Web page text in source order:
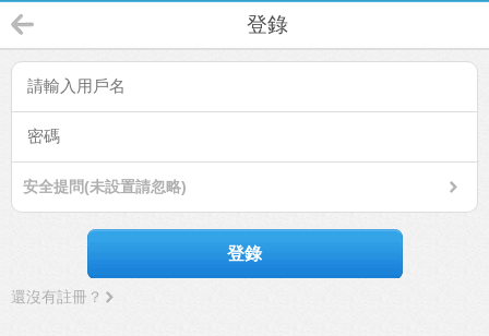
登錄
安全提問(未設置請忽略)
登錄
還沒有註冊？